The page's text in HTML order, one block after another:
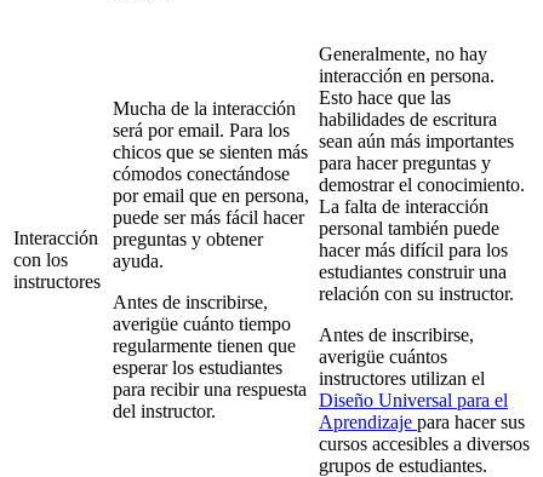
Interacción
con los
instructores
Mucha de la interacción
será por email. Para los
chicos que se sienten más
cómodos conectándose
por email que en persona,
puede ser más fácil hacer
preguntas y obtener
ayuda.
Antes de inscribirse,
averigüe cuánto tiempo
regularmente tienen que
esperar los estudiantes
para recibir una respuesta
del instructor.
Generalmente, no hay
interacción en persona.
Esto hace que las
habilidades de escritura
sean aún más importantes
para hacer preguntas y
demostrar el conocimiento.
La falta de interacción
personal también puede
hacer más difícil para los
estudiantes construir una
relación con su instructor.
Antes de inscribirse,
averigüe cuántos
instructores utilizan el
Diseño Universal para el
Aprendizaje para hacer sus
cursos accesibles a diversos
grupos de estudiantes.